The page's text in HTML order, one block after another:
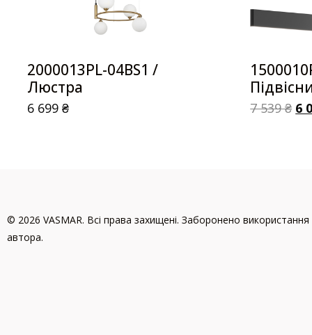
2000013PL-04BS1 /
Люстра
6 699₴ 7 539₴ 6
© 2026 VASMAR. Всі права захищені. Заборонено використання
автора.